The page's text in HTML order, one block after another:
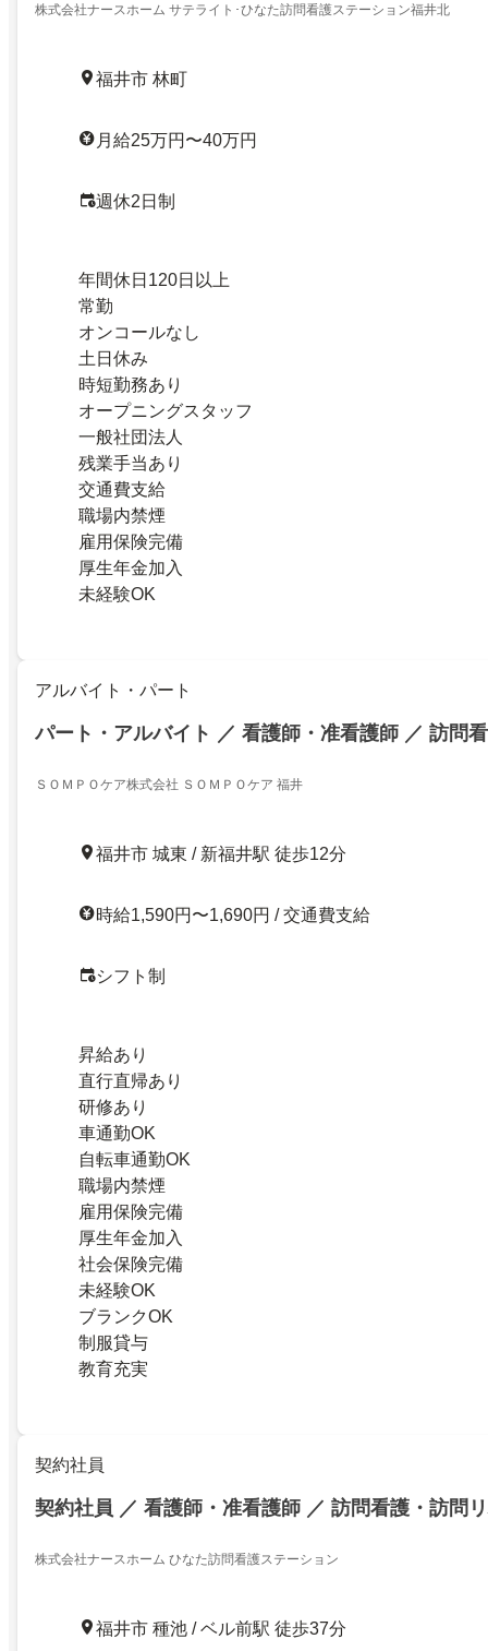
株式会社ナースホーム サテライト･ひなた訪問看護ステーション福井北
福井市 林町
月給25万円〜40万円
週休2日制
年間休日120日以上
常勤
オンコールなし
土日休み
時短勤務あり
オープニングスタッフ
一般社団法人
残業手当あり
交通費支給
職場内禁煙
雇用保険完備
厚生年金加入
未経験OK
アルバイト・パート
パート・アルバイト ／ 看護師・准看護師 ／ 訪問
ＳＯＭＰＯケア株式会社 ＳＯＭＰＯケア 福井
福井市 城東 / 新福井駅 徒歩12分
時給1,590円〜1,690円 / 交通費支給
シフト制
昇給あり
直行直帰あり
研修あり
車通勤OK
自転車通勤OK
職場内禁煙
雇用保険完備
厚生年金加入
社会保険完備
未経験OK
ブランクOK
制服貸与
教育充実
契約社員
契約社員 ／ 看護師・准看護師 ／ 訪問看護・訪問
株式会社ナースホーム ひなた訪問看護ステーション
福井市 種池 / ベル前駅 徒歩37分